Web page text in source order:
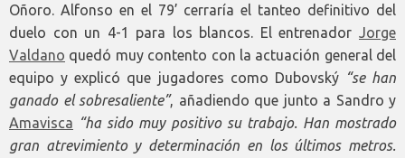
Oñoro. Alfonso en el 79’ cerraría el tanteo definitivo del
duelo con un 4-1 para los blancos. El entrenador Jorge
Valdano quedó muy contento con la actuación general del
equipo y explicó que jugadores como Dubovský “se han
ganado el sobresaliente”, añadiendo que junto a Sandro y
Amavisca “ha sido muy positivo su trabajo. Han mostrado
gran atrevimiento y determinación en los últimos metros.